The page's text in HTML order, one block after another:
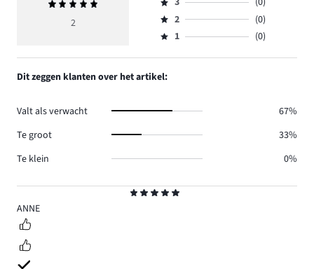
5
ANNE
Gemiddelde
beoordeling
2
reviews
1.
4,
aantal
reviews
Beoordeling
3,
aantal
Beoordeling
2,
0.
2
(0)
Beoordeling
1,
aantal
reviews
1 (0)
Dit zeggen klanten over het artikel:
Valt als verwacht
67%
Te groot
33%
Te klein
0%